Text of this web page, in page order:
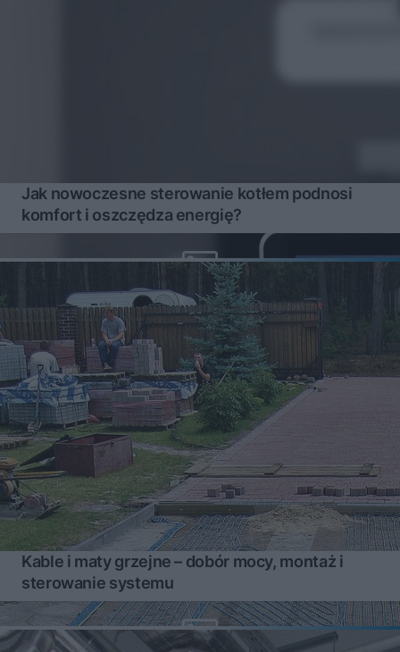
Jak nowoczesne sterowanie kotłem podnosi
komfort i oszczędza energię?
Kable i maty grzejne – dobór mocy, montaż i
sterowanie systemu